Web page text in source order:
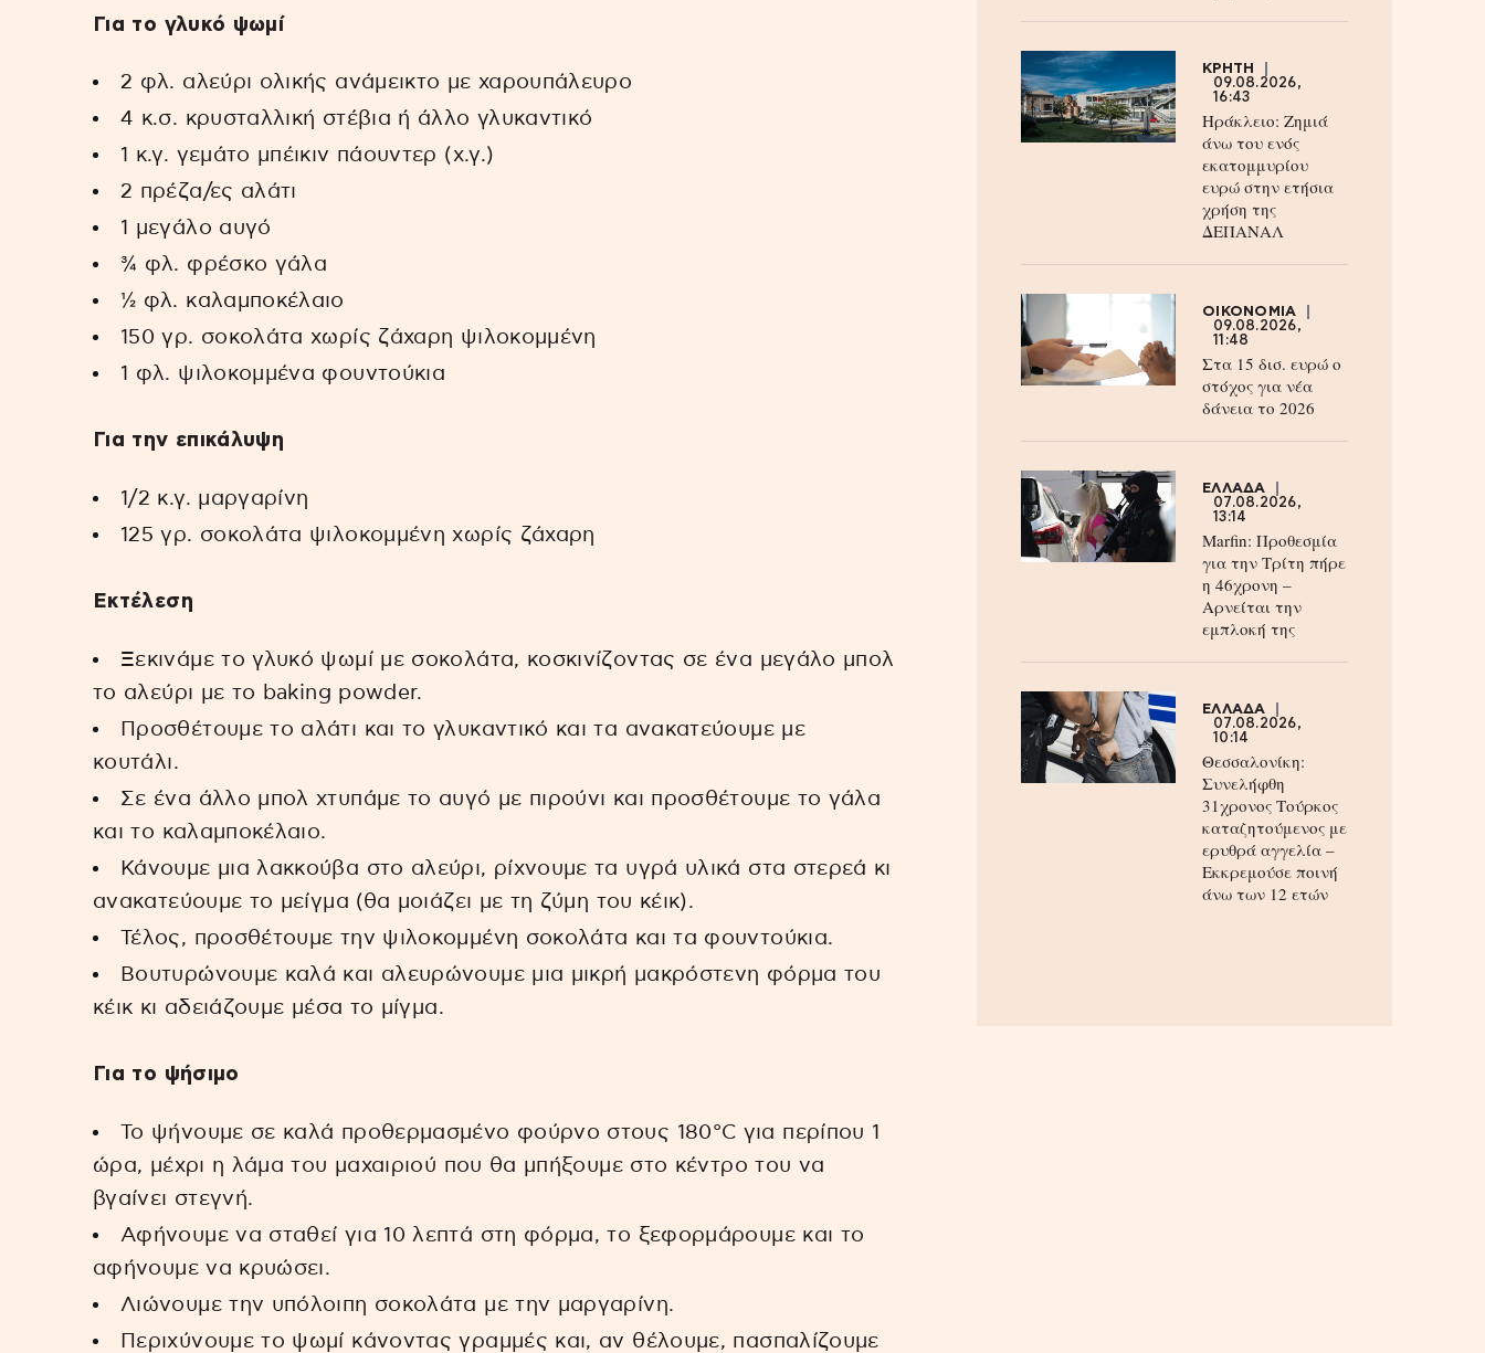
Για το γλυκό ψωμί
2 φλ. αλεύρι ολικής ανάμεικτο με χαρουπάλευρο
4 κ.σ. κρυσταλλική στέβια ή άλλο γλυκαντικό
1 κ.γ. γεμάτο μπέικιν πάουντερ (χ.γ.)
2 πρέζα/ες αλάτι
1 μεγάλο αυγό
¾ φλ. φρέσκο γάλα
½ φλ. καλαμποκέλαιο
150 γρ. σοκολάτα χωρίς ζάχαρη ψιλοκομμένη
1 φλ. ψιλοκομμένα φουντούκια
Για την επικάλυψη
1/2 κ.γ. μαργαρίνη
125 γρ. σοκολάτα ψιλοκομμένη χωρίς ζάχαρη
Εκτέλεση
Ξεκινάμε το γλυκό ψωμί με σοκολάτα, κοσκινίζοντας σε ένα μεγάλο μπολ
το αλεύρι με το baking powder.
Προσθέτουμε το αλάτι και το γλυκαντικό και τα ανακατεύουμε με
κουτάλι.
Σε ένα άλλο μπολ χτυπάμε το αυγό με πιρούνι και προσθέτουμε το γάλα
και το καλαμποκέλαιο.
Κάνουμε μια λακκούβα στο αλεύρι, ρίχνουμε τα υγρά υλικά στα στερεά κι
ανακατεύουμε το μείγμα (θα μοιάζει με τη ζύμη του κέικ).
Τέλος, προσθέτουμε την ψιλοκομμένη σοκολάτα και τα φουντούκια.
Βουτυρώνουμε καλά και αλευρώνουμε μια μικρή μακρόστενη φόρμα του
κέικ κι αδειάζουμε μέσα το μίγμα.
Για το ψήσιμο
Το ψήνουμε σε καλά προθερμασμένο φούρνο στους 180°C για περίπου 1
ώρα, μέχρι η λάμα του μαχαιριού που θα μπήξουμε στο κέντρο του να
βγαίνει στεγνή.
Αφήνουμε να σταθεί για 10 λεπτά στη φόρμα, το ξεφορμάρουμε και το
αφήνουμε να κρυώσει.
Λιώνουμε την υπόλοιπη σοκολάτα με την μαργαρίνη.
Περιχύνουμε το ψωμί κάνοντας γραμμές και, αν θέλουμε, πασπαλίζουμε
ΚΡΗΤΗ
09.08.2026,
16:43
Ηράκλειο: Ζημιά
άνω του ενός
εκατομμυρίου
ευρώ στην ετήσια
χρήση της
ΔΕΠΑΝΑΛ
ΟΙΚΟΝΟΜΙΑ
09.08.2026,
11:48
Στα 15 δισ. ευρώ ο
στόχος για νέα
δάνεια το 2026
ΕΛΛΑΔΑ
07.08.2026,
13:14
Marfin: Προθεσμία
για την Τρίτη πήρε
η 46χρονη –
Aρνείται την
εμπλοκή της
ΕΛΛΑΔΑ
07.08.2026,
10:14
Θεσσαλονίκη:
Συνελήφθη
31χρονος Τούρκος
καταζητούμενος με
ερυθρά αγγελία –
Εκκρεμούσε ποινή
άνω των 12 ετών